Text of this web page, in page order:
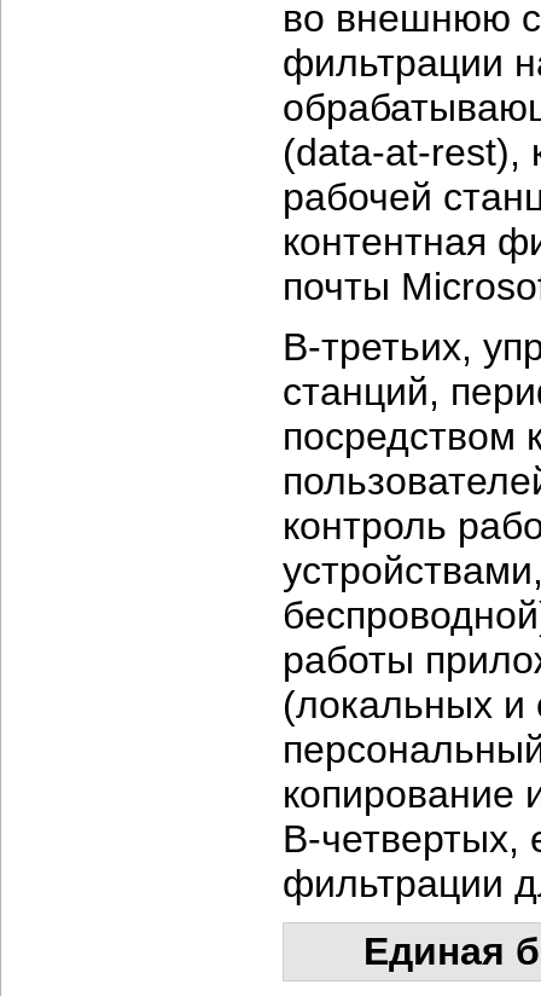
во внешнюю
фильтрации
(data-at-rest),
рабочей
контентная
почты
В-третьих,
станций,
посредством
контроль
работы
(локальных и
копирование
В-четвертых,
фильтрации
Единая